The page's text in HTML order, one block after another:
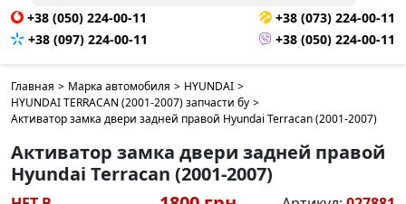
+38 (050) 224-00-11
+38 (073) 224-00-11
+38 (097) 224-00-11
+38 (050) 224-00-11
Главная > Марка автомобиля > HYUNDAI >
HYUNDAI TERRACAN (2001-2007) запчасти бу >
Активатор замка двери задней правой Hyundai Terracan (2001-2007)
Активатор замка двери задней правой
Hyundai Terracan (2001-2007)